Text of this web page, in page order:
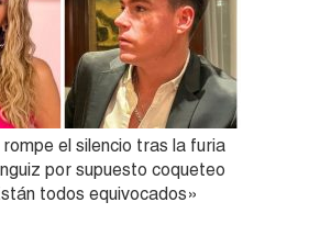
el silencio tras la furia
por supuesto coqueteo
todos equivocados»